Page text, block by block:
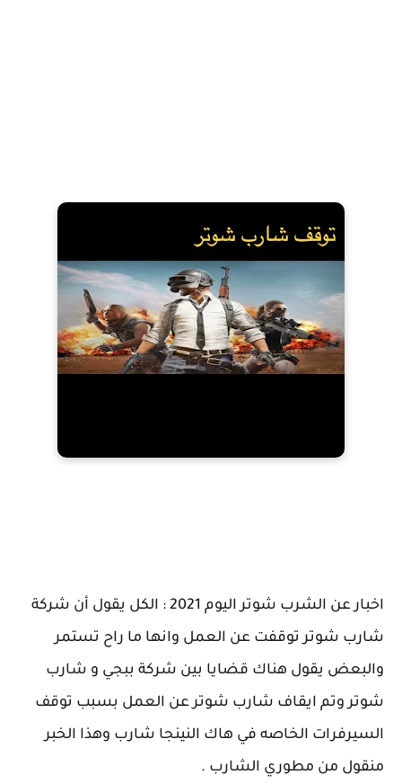
اخبار عن الشرب شوتر اليوم 2021 : الكل يقول أن شركة
شارب شوتر توقفت عن العمل وانها ما راح تستمر
والبعض يقول هناك قضايا بين شركة ببجي و شارب
شوتر وتم ايقاف شارب شوتر عن العمل بسبب توقف
السيرفرات الخاصه في هاك النينجا شارب وهذا الخبر
منقول من مطوري الشارب .